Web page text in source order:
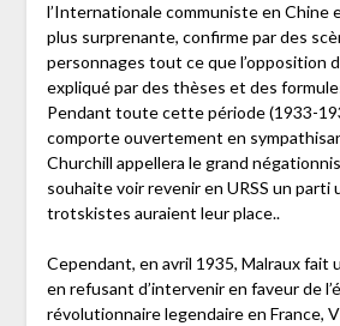
l’Internationale communiste en Chine
plus surprenante, confirme par des
personnages tout ce que l’opposition
expliqué par des thèses et des
Pendant toute cette période (1933-
comporte ouvertement en
Churchill appellera le grand
souhaite voir revenir en URSS un parti
trotskistes auraient leur place..
Cependant, en avril 1935, Malraux fait
en refusant d’intervenir en faveur de
révolutionnaire legendaire en France,